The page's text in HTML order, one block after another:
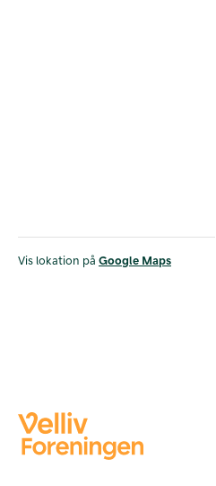
Vis lokation på Google Maps